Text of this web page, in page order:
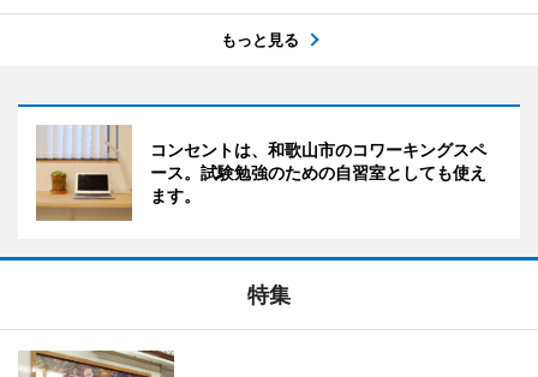
もっと見る
コンセントは、和歌山市のコワーキングスペ
ース。試験勉強のための自習室としても使え
ます。
特集